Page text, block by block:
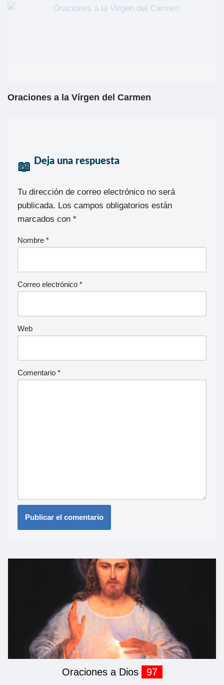
Oraciones a la Vírgen del Carmen
Deja una respuesta
Tu dirección de correo electrónico no será
publicada. Los campos obligatorios están
marcados con *
Nombre *
Correo electrónico *
Web
Comentario *
Oraciones a Dios 97